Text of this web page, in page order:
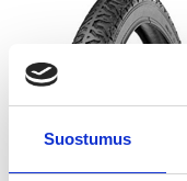
Suostumus